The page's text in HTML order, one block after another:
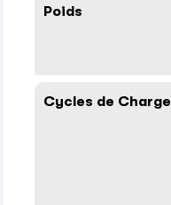
Poids
Cycles de Charge